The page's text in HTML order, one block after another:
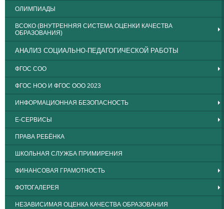
ОЛИМПИАДЫ
ВСОКО (ВНУТРЕННЯЯ СИСТЕМА ОЦЕНКИ КАЧЕСТВА
ОБРАЗОВАНИЯ)
АНАЛИЗ СОЦИАЛЬНО-ПЕДАГОГИЧЕСКОЙ РАБОТЫ
ФГОС СОО
ФГОС НОО И ФГОС ООО 2023
ИНФОРМАЦИОННАЯ БЕЗОПАСНОСТЬ
Е-СЕРВИСЫ
ПРАВА РЕБЁНКА
ШКОЛЬНАЯ СЛУЖБА ПРИМИРЕНИЯ
ФИНАНСОВАЯ ГРАМОТНОСТЬ
ФОТОГАЛЕРЕЯ
НЕЗАВИСИМАЯ ОЦЕНКА КАЧЕСТВА ОБРАЗОВАНИЯ